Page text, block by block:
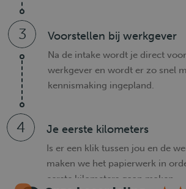
3 Voorstellen bij werkgever
Na de intake wordt je direct
werkgever en wordt er zo snel
kennismaking ingepland.
4 Je eerste kilometers
Is er een klik tussen jou en de
maken we het papierwerk in
eerste kilometers gaan maken.